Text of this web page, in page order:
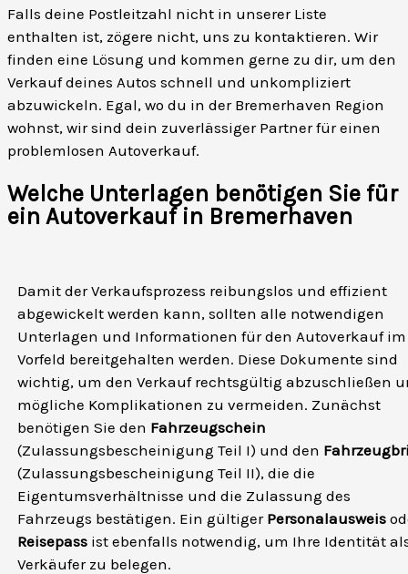
Falls deine Postleitzahl nicht in unserer Liste
enthalten ist, zögere nicht, uns zu kontaktieren. Wir
finden eine Lösung und kommen gerne zu dir, um den
Verkauf deines Autos schnell und unkompliziert
abzuwickeln. Egal, wo du in der Bremerhaven Region
wohnst, wir sind dein zuverlässiger Partner für einen
problemlosen Autoverkauf.
Welche Unterlagen benötigen Sie für
ein Autoverkauf in Bremerhaven
Damit der Verkaufsprozess reibungslos und effizient
abgewickelt werden kann, sollten alle notwendigen
Unterlagen und Informationen für den Autoverkauf im
Vorfeld bereitgehalten werden. Diese Dokumente sind
wichtig, um den Verkauf rechtsgültig abzuschließen
mögliche Komplikationen zu vermeiden. Zunächst
benötigen Sie den Fahrzeugschein
(Zulassungsbescheinigung Teil I) und den
(Zulassungsbescheinigung Teil II), die die
Eigentumsverhältnisse und die Zulassung des
Fahrzeugs bestätigen. Ein gültiger Personalausweis
Reisepass ist ebenfalls notwendig, um Ihre Identität
Verkäufer zu belegen.